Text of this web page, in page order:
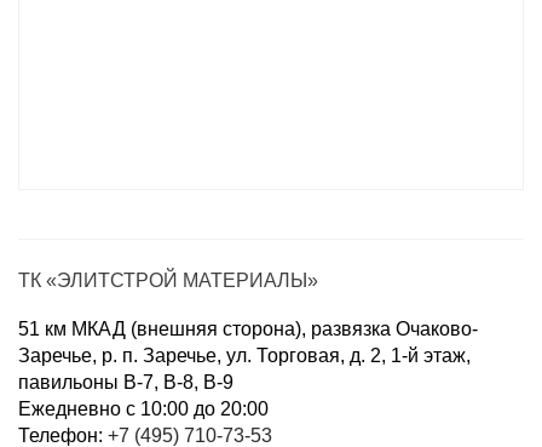
ТК «ЭЛИТСТРОЙ МАТЕРИАЛЫ»
51 км МКАД (внешняя сторона), развязка Очаково-
Заречье, р. п. Заречье, ул. Торговая, д. 2, 1-й этаж,
павильоны B-7, B-8, B-9
Ежедневно с 10:00 до 20:00
Телефон: +7 (495) 710-73-53